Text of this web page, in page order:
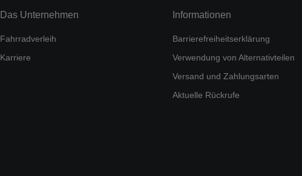
Das Unternehmen
Fahrradverleih
Karriere
Informationen
Barrierefreiheitserklärung
Verwendung von Alternativteilen
Versand und Zahlungsarten
Aktuelle Rückrufe